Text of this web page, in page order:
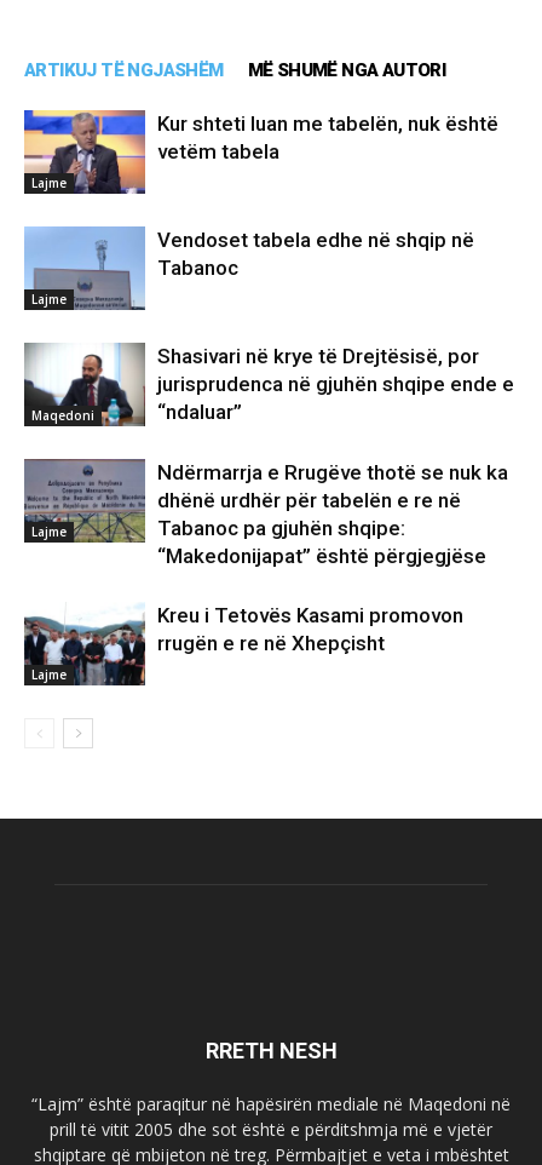
ARTIKUJ TË NGJASHËM MË SHUMË NGA AUTORI
Lajme
Kur shteti luan me tabelën, nuk është
vetëm tabela
Lajme
Vendoset tabela edhe në shqip në
Tabanoc
Maqedoni
Shasivari në krye të Drejtësisë, por
jurisprudenca në gjuhën shqipe ende e
“ndaluar”
Lajme
Ndërmarrja e Rrugëve thotë se nuk ka
dhënë urdhër për tabelën e re në
Tabanoc pa gjuhën shqipe:
“Makedonijapat” është përgjegjëse
Lajme
Kreu i Tetovës Kasami promovon
rrugën e re në Xhepçisht
RRETH NESH
“Lajm” është paraqitur në hapësirën mediale në Maqedoni në
prill të vitit 2005 dhe sot është e përditshmja më e vjetër
shqiptare që mbijeton në treg. Përmbajtjet e veta i mbështet